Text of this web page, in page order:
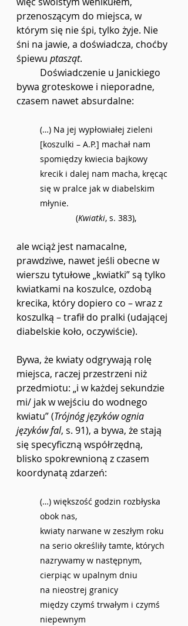
przenoszącym do miejsca, w
którym się nie śpi, tylko żyje. Nie
śni na jawie, a doświadcza, choćby
śpiewu ptasząt.
bywa groteskowe i nieporadne,
czasem nawet absurdalne:
(…) Na jej wypłowiałej zieleni
[koszulki – A.P.] machał nam
spomiędzy kwiecia bajkowy
krecik i dalej nam macha, kręcąc
się w pralce jak w diabelskim
młynie.
(Kwiatki, s. 383),
ale wciąż jest namacalne,
prawdziwe, nawet jeśli obecne w
wierszu tytułowe „kwiatki” są tylko
kwiatkami na koszulce, ozdobą
krecika, który dopiero co – wraz z
koszulką – trafił do pralki (udającej
diabelskie koło, oczywiście).
Bywa, że kwiaty odgrywają rolę
miejsca, raczej przestrzeni niż
przedmiotu: „i w każdej sekundzie
mi/ jak w wejściu do wodnego
kwiatu” (Trójnóg języków ognia
języków fal, s. 91), a bywa, że stają
się specyficzną współrzędną,
blisko spokrewnioną z czasem
koordynatą zdarzeń:
(…) większość godzin rozbłyska
obok nas,
kwiaty narwane w zeszłym roku
na serio określiły tamte, których
nazrywamy w następnym,
cierpiąc w upalnym dniu
na nieostrej granicy
między czymś trwałym i czymś
niepewnym